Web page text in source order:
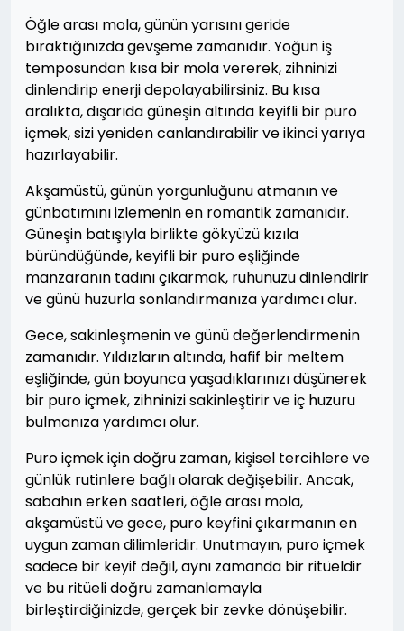
Öğle arası mola, günün yarısını geride
bıraktığınızda gevşeme zamanıdır. Yoğun iş
temposundan kısa bir mola vererek, zihninizi
dinlendirip enerji depolayabilirsiniz. Bu kısa
aralıkta, dışarıda güneşin altında keyifli bir puro
içmek, sizi yeniden canlandırabilir ve ikinci yarıya
hazırlayabilir.
Akşamüstü, günün yorgunluğunu atmanın ve
günbatımını izlemenin en romantik zamanıdır.
Güneşin batışıyla birlikte gökyüzü kızıla
büründüğünde, keyifli bir puro eşliğinde
manzaranın tadını çıkarmak, ruhunuzu dinlendirir
ve günü huzurla sonlandırmanıza yardımcı olur.
Gece, sakinleşmenin ve günü değerlendirmenin
zamanıdır. Yıldızların altında, hafif bir meltem
eşliğinde, gün boyunca yaşadıklarınızı düşünerek
bir puro içmek, zihninizi sakinleştirir ve iç huzuru
bulmanıza yardımcı olur.
Puro içmek için doğru zaman, kişisel tercihlere ve
günlük rutinlere bağlı olarak değişebilir. Ancak,
sabahın erken saatleri, öğle arası mola,
akşamüstü ve gece, puro keyfini çıkarmanın en
uygun zaman dilimleridir. Unutmayın, puro içmek
sadece bir keyif değil, aynı zamanda bir ritüeldir
ve bu ritüeli doğru zamanlamayla
birleştirdiğinizde, gerçek bir zevke dönüşebilir.